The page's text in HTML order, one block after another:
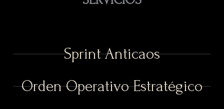
Sprint Anticaos
Orden Operativo Estratégico